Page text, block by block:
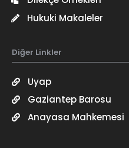
Hukuki Makaleler
Diğer Linkler
Uyap
Gaziantep Barosu
Anayasa Mahkemesi